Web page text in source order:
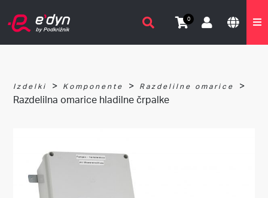
0
Izdelki > Komponente > Razdelilne omarice
>
Razdelilna omarice hladilne črpalke